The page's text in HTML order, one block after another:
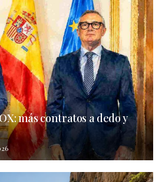
más contratos a dedo y